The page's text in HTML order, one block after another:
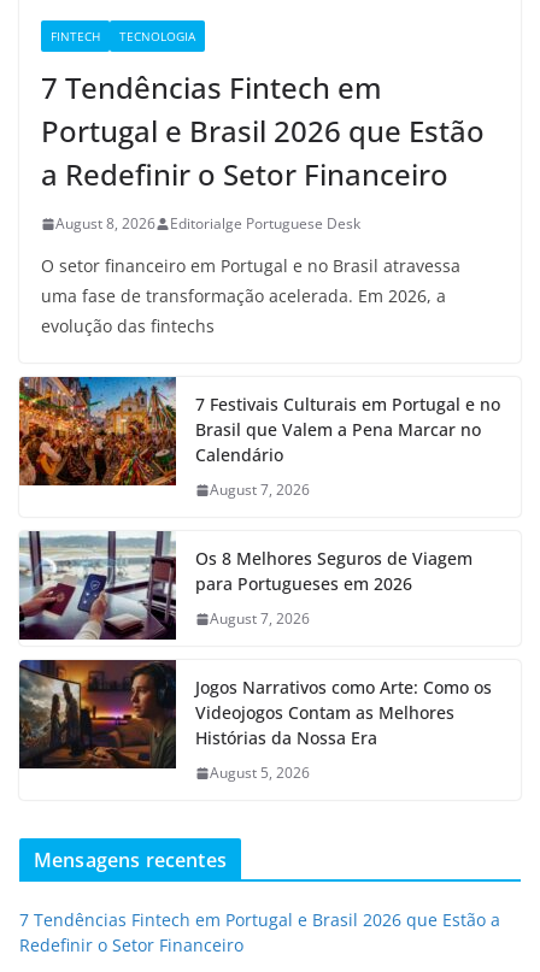
FINTECH TECNOLOGIA
7 Tendências Fintech em
Portugal e Brasil 2026 que Estão
a Redefinir o Setor Financeiro
August 8, 2026 Editorialge Portuguese Desk
O setor financeiro em Portugal e no Brasil atravessa
uma fase de transformação acelerada. Em 2026, a
evolução das fintechs
7 Festivais Culturais em Portugal e no
Brasil que Valem a Pena Marcar no
Calendário
August 7, 2026
Os 8 Melhores Seguros de Viagem
para Portugueses em 2026
August 7, 2026
Jogos Narrativos como Arte: Como os
Videojogos Contam as Melhores
Histórias da Nossa Era
August 5, 2026
Mensagens recentes
7 Tendências Fintech em Portugal e Brasil 2026 que Estão a
Redefinir o Setor Financeiro